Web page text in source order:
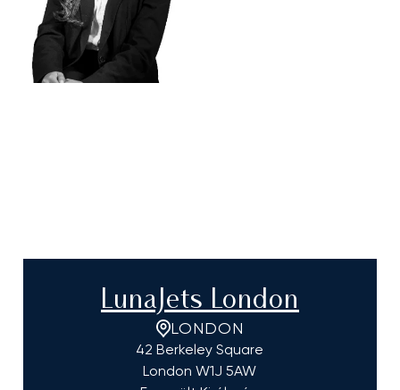
LunaJets London
LONDON
42 Berkeley Square
London W1J 5AW